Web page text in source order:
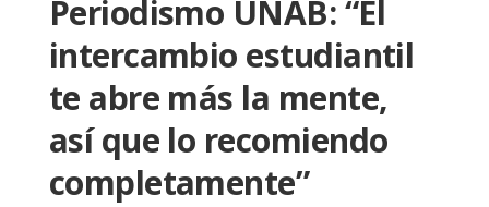
Periodismo UNAB: “El
intercambio estudiantil
te abre más la mente,
así que lo recomiendo
completamente”